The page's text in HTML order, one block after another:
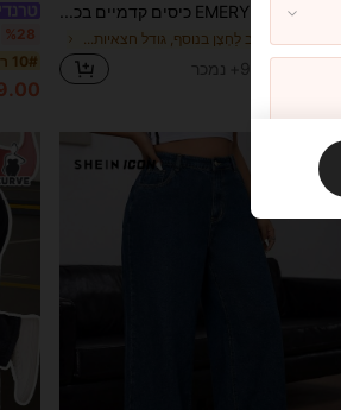
4# רבי מכר ב לַחְצָן בנוסף, גודל חצאיות ג 'ינס
90+ נמכר
%28
10# רבי מכר